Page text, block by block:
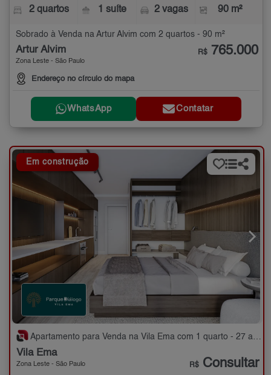
2 quartos 1 suíte 2 vagas 90 m²
Sobrado à Venda na Artur Alvim com 2 quartos - 90 m²
Artur Alvim
Zona Leste - São Paulo
Endereço no círculo do mapa
R$ 765.000
WhatsApp Contatar
Em construção
Apartamento para Venda na Vila Ema com 1 quarto - 27 a 38 m²
Vila Ema
Zona Leste - São Paulo R$ Consultar